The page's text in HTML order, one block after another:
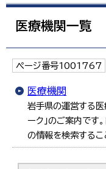
医療機関一覧
ページ番号1001767
医療機関
岩手県の運営する医
ーク」のご案内です
の情報を検索するこ